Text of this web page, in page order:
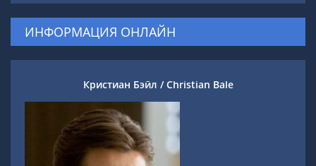
ИНФОРМАЦИЯ ОНЛАЙН
Кристиан Бэйл / Christian Bale